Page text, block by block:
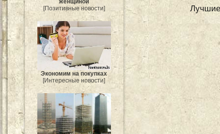
женщиной
[Позитивные новости]
Экономим на покупках
[Интересные новости]
Лучшие